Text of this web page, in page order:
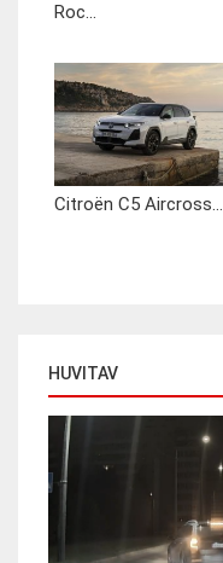
Roc...
Citroën C5 Aircross...
HUVITAV